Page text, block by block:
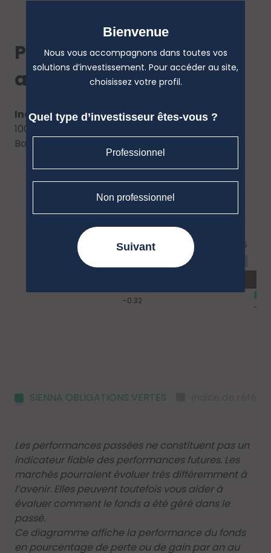
Performances
annualisées
Indice de référence :
100% Bloomberg Global Aggregate EUR Green
Bond Index (Obligations)
SIENNA OBLIGATIONS VERTES
Les performances passées ne constituent pas un
indicateur fiable des performances futures. Les
marchés pourraient évoluer très différemment à
l’avenir. Elles peuvent toutefois vous aider à
évaluer comment le fonds a été géré dans le
passé.
Ce diagramme affiche la performance du fonds
en pourcentage de perte ou de gain par an au
Bienvenue
Nous vous accompagnons dans toutes vos
solutions d’investissement. Pour accéder au site,
choisissez votre profil.
Quel type d’investisseur êtes-vous ?
Professionnel
Non professionnel
Suivant